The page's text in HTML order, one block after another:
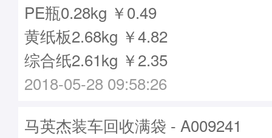
PE瓶0.28kg ￥0.49
黄纸板2.68kg ￥4.82
综合纸2.61kg ￥2.35
2018-05-28 09:58:26
马英杰装车回收满袋 - A009241